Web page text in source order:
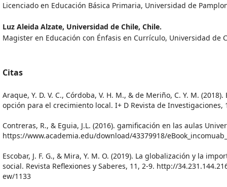
Licenciado en Educación Básica Primaria, Universidad de
Luz Aleida Alzate, Universidad de Chile, Chile.
Magister en Educación con Énfasis en Currículo, Universidad de
Citas
Araque, Y. D. V. C., Córdoba, V. H. M., & de Meriño, C. Y. M.
opción para el crecimiento local. I+ D Revista de Investigaciones,
Contreras, R., & Eguia, J.L. (2016). gamificación en las aulas
https://www.academia.edu/download/43379918/
Escobar, J. F. G., & Mira, Y. M. O. (2019). La globalización y la
social. Revista Reflexiones y Saberes, 11, 2-9. http://
ew/1133